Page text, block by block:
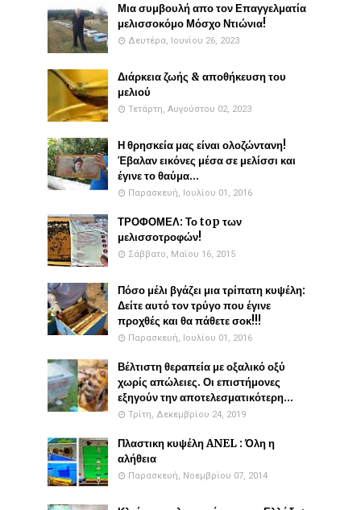
Μια συμβουλή απο τον Επαγγελματία
μελισσοκόμο Μόσχο Ντιώνια!
Δευτέρα, Ιουνίου 26, 2023
Διάρκεια ζωής & αποθήκευση του
μελιού
Τετάρτη, Αυγούστου 02, 2023
Η θρησκεία μας είναι ολοζώντανη!
Έβαλαν εικόνες μέσα σε μελίσσι και
έγινε το θαύμα...
Παρασκευή, Ιουλίου 01, 2016
ΤΡΟΦΟΜΕΛ: Το top των
μελισσοτροφών!
Σάββατο, Μαΐου 16, 2015
Πόσο μέλι βγάζει μια τρίπατη κυψέλη:
Δείτε αυτό τον τρύγο που έγινε
προχθές και θα πάθετε σοκ!!!
Παρασκευή, Ιουλίου 01, 2016
Βέλτιστη θεραπεία με οξαλικό οξύ
χωρίς απώλειες. Οι επιστήμονες
εξηγούν την αποτελεσματικότερη...
Τρίτη, Δεκεμβρίου 24, 2019
Πλαστικη κυψέλη ANEL : Όλη η
αλήθεια
Παρασκευή, Νοεμβρίου 07, 2014